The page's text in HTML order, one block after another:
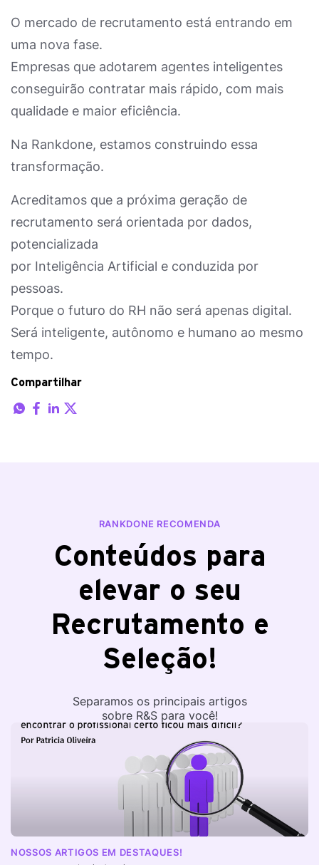
O mercado de recrutamento está entrando em
uma nova fase.
Empresas que adotarem agentes inteligentes
conseguirão contratar mais rápido, com mais
qualidade e maior eficiência.
Na Rankdone, estamos construindo essa
transformação.
Acreditamos que a próxima geração de
recrutamento será orientada por dados,
potencializada
por Inteligência Artificial e conduzida por
pessoas.
Porque o futuro do RH não será apenas digital.
Será inteligente, autônomo e humano ao mesmo
tempo.
Compartilhar
RANKDONE RECOMENDA
Conteúdos para
elevar o seu
Recrutamento e
Seleção!
Separamos os principais artigos
sobre R&S para você!
NOSSOS ARTIGOS EM DESTAQUES!